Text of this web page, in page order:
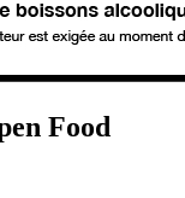
Food